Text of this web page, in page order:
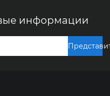
информации